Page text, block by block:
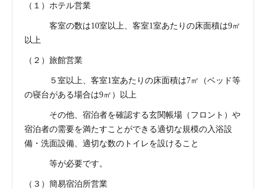
（１）ホテル営業
客室の数は10室以上、客室1室あたりの床面積は9㎡
以上
（２）旅館営業
５室以上、客室1室あたりの床面積は7㎡（ベッド等
の寝台がある場合は9㎡）以上
その他、宿泊者を確認する玄関帳場（フロント）や
宿泊者の需要を満たすことができる適切な規模の入浴設
備・洗面設備、適切な数のトイレを設けること
等が必要です。
（３）簡易宿泊所営業